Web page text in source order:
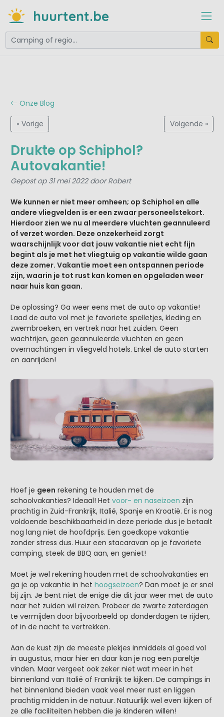
huurtent.be
Onze Blog
« Vorige Volgende »
Drukte op Schiphol?
Autovakantie!
Gepost op 31 mei 2022 door Robert
We kunnen er niet meer omheen; op Schiphol en alle
andere vliegvelden is er een zwaar personeelstekort.
Hierdoor zien we nu al meerdere vluchten geannuleerd
of verzet worden. Deze onzekerheid zorgt
waarschijnlijk voor dat jouw vakantie niet echt fijn
begint als je met het vliegtuig op vakantie wilde gaan
deze zomer. Vakantie moet een ontspannen periode
zijn, waarin je tot rust kan komen en opgeladen weer
naar huis kan gaan.
De oplossing? Ga weer eens met de auto op vakantie!
Laad de auto vol met je favoriete spelletjes, kleding en
zwembroeken, en vertrek naar het zuiden. Geen
wachtrijen, geen geannuleerde vluchten en geen
overnachtingen in vliegveld hotels. Enkel de auto starten
en aanrijden!
Hoef je geen rekening te houden met de
schoolvakanties? Ideaal! Het voor- en naseizoen zijn
prachtig in Zuid-Frankrijk, Italië, Spanje en Kroatië. Er is nog
voldoende beschikbaarheid in deze periode dus je betaalt
nog lang niet de hoofdprijs. Een goedkope vakantie
zonder stress dus. Huur een stacaravan op je favoriete
camping, steek de BBQ aan, en geniet!
Moet je wel rekening houden met de schoolvakanties en
ga je op vakantie in het hoogseizoen? Dan moet je er snel
bij zijn. Je bent niet de enige die dit jaar weer met de auto
naar het zuiden wil reizen. Probeer de zwarte zaterdagen
te vermijden door bijvoorbeeld op donderdagen te rijden,
of in de nacht te vertrekken.
Aan de kust zijn de meeste plekjes inmiddels al goed vol
in augustus, maar hier en daar kan je nog een pareltje
vinden. Maar vergeet ook zeker niet wat meer in het
binnenland van Italië of Frankrijk te kijken. De campings in
het binnenland bieden vaak veel meer rust en liggen
prachtig midden in de natuur. Natuurlijk wel even kijken of
ze alle faciliteiten hebben die je kinderen willen!